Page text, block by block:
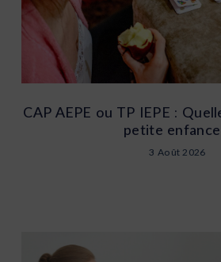
CAP AEPE ou TP IEPE :
petite
3 Août 2026